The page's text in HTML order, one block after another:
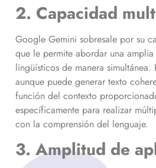
2. Capacidad
Google Gemini sobresale por su
que le permite abordar una
lingüísticos de manera
aunque puede generar texto
función del contexto
específicamente para realizar
con la comprensión del lenguaje.
3. Amplitud de